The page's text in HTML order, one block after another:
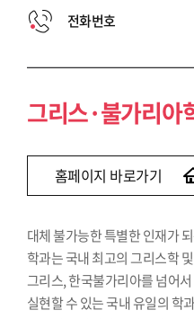
전화번호
그리스·불가리아
홈페이지 바로가기
대체 불가능한 특별한 인재가
학과는 국내 최고의 그리스학
그리스, 한국불가리아를 넘어
실현할 수 있는 국내 유일의 학